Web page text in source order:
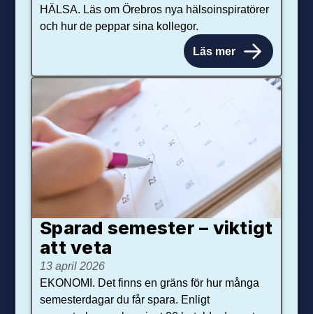
HÄLSA. Läs om Örebros nya hälsoinspiratörer
och hur de peppar sina kollegor.
Läs mer
Sparad semester – viktigt
att veta
13 april 2026
EKONOMI. Det finns en gräns för hur många
semesterdagar du får spara. Enligt